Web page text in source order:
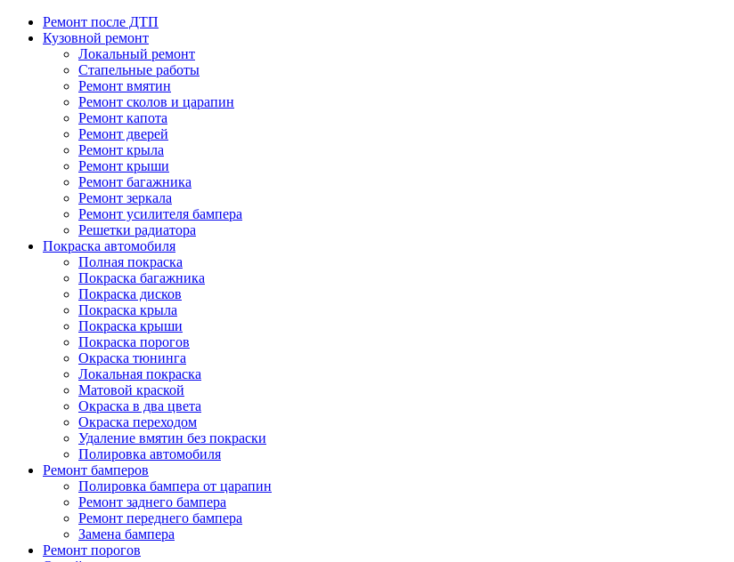
Ремонт после ДТП
Кузовной ремонт
Локальный ремонт
Стапельные работы
Ремонт вмятин
Ремонт сколов и царапин
Ремонт капота
Ремонт дверей
Ремонт крыла
Ремонт крыши
Ремонт багажника
Ремонт зеркала
Ремонт усилителя бампера
Решетки радиатора
Покраска автомобиля
Полная покраска
Покраска багажника
Покраска дисков
Покраска крыла
Покраска крыши
Покраска порогов
Окраска тюнинга
Локальная покраска
Матовой краской
Окраска в два цвета
Окраска переходом
Удаление вмятин без покраски
Полировка автомобиля
Ремонт бамперов
Полировка бампера от царапин
Ремонт заднего бампера
Ремонт переднего бампера
Замена бампера
Ремонт порогов